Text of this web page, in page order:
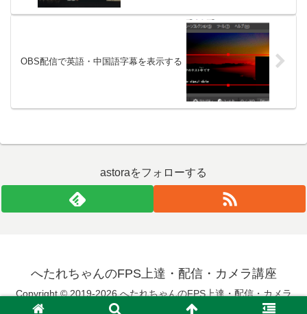
OBS配信で英語・中国語字幕を表示する
astoraをフォローする
へたれちゃんのFPS上達・配信・カメラ講座
Copyright © 2019-2026 へたれちゃんのFPS上達・配信・カメラ
講座 All Rights Reserved.